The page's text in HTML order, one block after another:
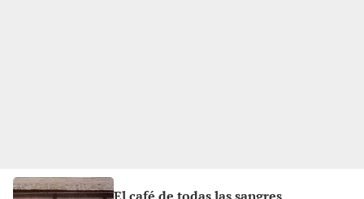
El café de todas las sangres